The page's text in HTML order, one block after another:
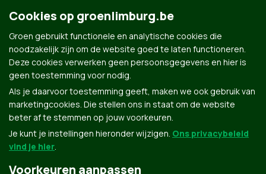
Cookies op groenlimburg.be
Groen gebruikt functionele en analytische cookies die
noodzakelijk zijn om de website goed te laten functioneren.
Deze cookies verwerken geen persoonsgegevens en hier is
geen toestemming voor nodig.
Als je daarvoor toestemming geeft, maken we ook gebruik van
marketingcookies. Die stellen ons in staat om de website
beter af te stemmen op jouw voorkeuren.
Je kunt je instellingen hieronder wijzigen. Ons privacybeleid
vind je hier.
Voorkeuren aanpassen